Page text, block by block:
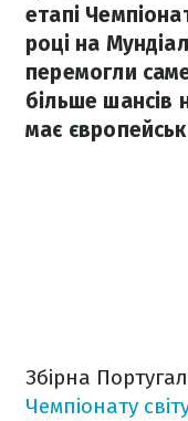
етапі
році на
перемогли
більше шансів
має
Збірна
Чемпіонату